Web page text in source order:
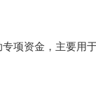
资金，主要用于